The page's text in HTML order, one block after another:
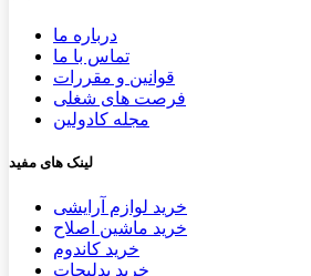
درباره ما
تماس با ما
قوانین و مقررات
فرصت های شغلی
مجله کادولین
لینک های مفید
خرید لوازم آرایشی
خرید ماشین اصلاح
خرید کاندوم
خرید بدلیجات